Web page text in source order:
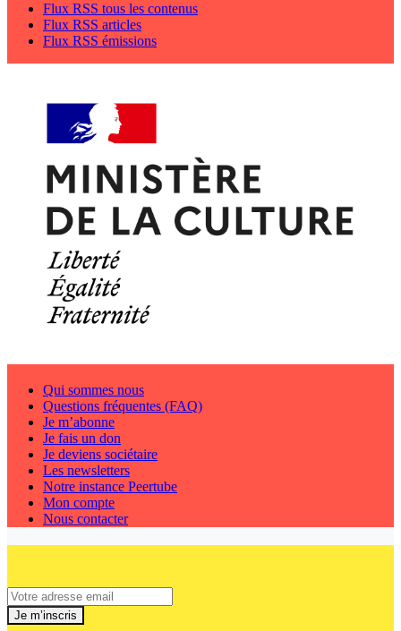
Flux RSS tous les contenus
Flux RSS articles
Flux RSS émissions
Qui sommes nous
Questions fréquentes (FAQ)
Je m’abonne
Je fais un don
Je deviens sociétaire
Les newsletters
Notre instance Peertube
Mon compte
Nous contacter
Je m’inscris